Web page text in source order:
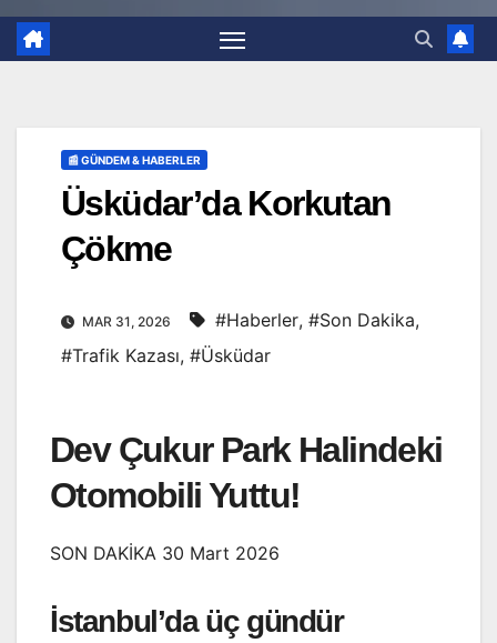
📰 GÜNDEM & HABERLER
Üsküdar’da Korkutan
Çökme
MAR 31, 2026 #Haberler, #Son Dakika,
#Trafik Kazası, #Üsküdar
Dev Çukur Park Halindeki
Otomobili Yuttu!
SON DAKİKA 30 Mart 2026
İstanbul’da üç gündür